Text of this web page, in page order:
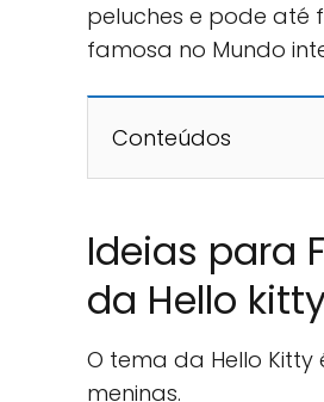
peluches e pode
famosa no Mundo
Conteúdos
Ideias para
da Hello
O tema da Hello
meninas.